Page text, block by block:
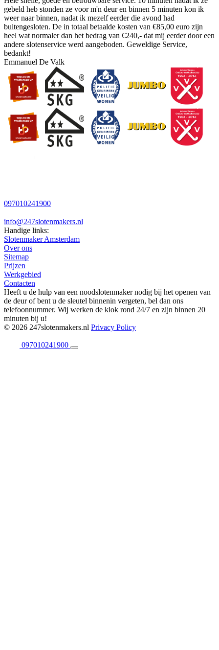
gebeld heb stonden ze voor m'n deur en binnen 5 minuten kon ik
weer naar binnen, nadat ik mezelf eerder die avond had
buitengesloten. De in totaal betaalde kosten van €85,00 euro zijn
heel wat normaler dan het bedrag van €240,- dat mij eerder door een
andere slotenservice werd aangeboden. Geweldige Service,
bedankt!
Emmanuel De Valk
097010241900
info@247slotenmakers.nl
Handige links:
Slotenmaker Amsterdam
Over ons
Sitemap
Prijzen
Werkgebied
Contacten
Heeft u de hulp van een noodslotenmaker nodig bij het openen van
de deur of bent u de sleutel binnenin vergeten, bel dan ons
telefoonnummer. Wij werken de klok rond 24/7 en zijn binnen 20
minuten bij u!
© 2026 247slotenmakers.nl Privacy Policy
097010241900